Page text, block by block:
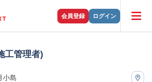
会員登録 ログイン
工管理者)
小島